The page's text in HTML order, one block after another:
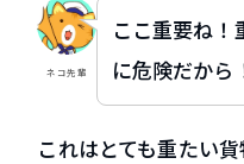
ネコ先輩
ここ重要ね！
に危険だから
これはとても重たい